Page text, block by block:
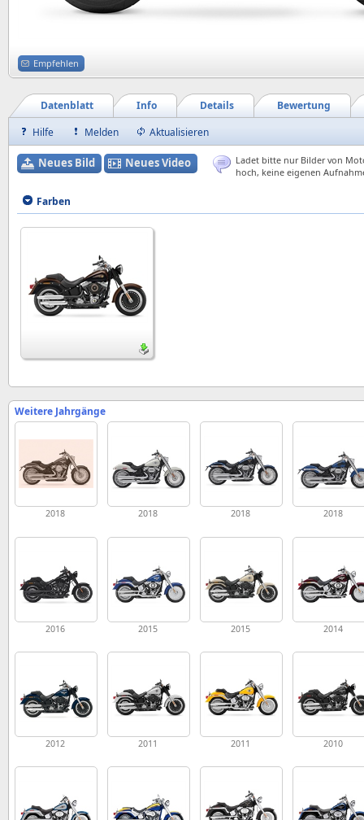
Empfehlen
Bewertung
Details
Info
Datenblatt
Hilfe
Melden Aktualisieren
Neues Bild Neues Video
Ladet bitte nur Bilder von
hoch, keine eigenen
Farben
Weitere Jahrgänge
2018 2018 2018 2018
2016 2015 2015 2014
2012 2011 2011 2010